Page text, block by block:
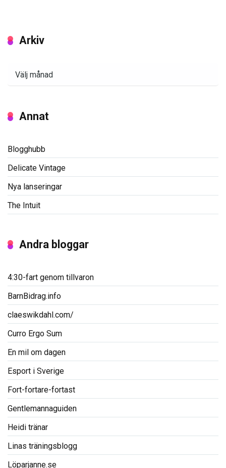
Arkiv
Annat
Blogghubb
Delicate Vintage
Nya lanseringar
The Intuit
Andra bloggar
4:30-fart genom tillvaron
BarnBidrag.info
claeswikdahl.com/
Curro Ergo Sum
En mil om dagen
Esport i Sverige
Fort-fortare-fortast
Gentlemannaguiden
Heidi tränar
Linas träningsblogg
Löparjanne.se